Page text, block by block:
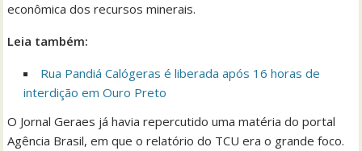
econômica dos recursos minerais.
Leia também:
Rua Pandiá Calógeras é liberada após 16 horas de
interdição em Ouro Preto
O Jornal Geraes já havia repercutido uma matéria do portal
Agência Brasil, em que o relatório do TCU era o grande foco.